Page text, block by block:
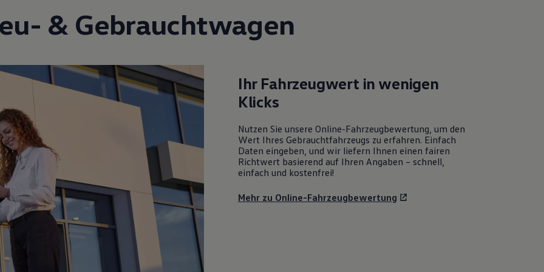
& Gebrauchtwagen
Ihr Fahrzeugwert in wenigen
Klicks
Nutzen Sie unsere Online-Fahrzeugbewertung, um den
Wert Ihres Gebrauchtfahrzeugs zu erfahren. Einfach
Daten eingeben, und wir liefern Ihnen einen fairen
Richtwert basierend auf Ihren Angaben – schnell,
einfach und kostenfrei!
Mehr zu Online-Fahrzeugbewertung